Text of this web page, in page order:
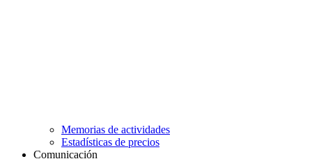
Memorias de actividades
Estadísticas de precios
Comunicación